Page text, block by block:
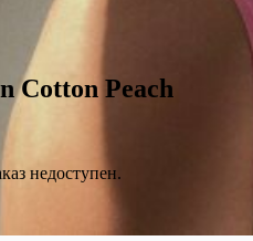
Cotton Peach
недоступен.